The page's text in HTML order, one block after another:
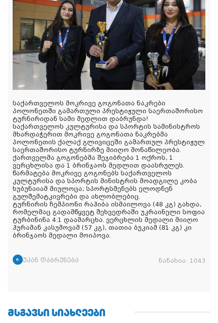
საქართველოს მოკრივე გოგონათა ნაკრები
პოლონეთში გამართული პრესტიჟული საერთაშორისო
ტურნირიდან სამი მედლით დაბრუნდა!
საქართველოს კულტურისა და სპორტის სამინისტროს
მხარდაჭერით მოკრივე გოგონათა ნაკრებმა
პოლონეთის ქალაქ გლივიცეში გამართულ პრესტიჟულ
საერთაშორისო ტურნირზე მიიღო მონაწილეობა.
ქართველმა გოგონებმა შეჯიბრება 1 ოქროს, 1
ვერცხლისა და 1 ბრინჯაოს მედლით დაასრულეს.
წარმატება მოკრივე გოგონებს საქართველოს
კულტურისა და სპორტის მინისტრის მოადგილე კობა
ხუბუნაიამ მიულოცა; სპორტსმენებს ელოდნენ
გულშემატკივრები და ახლობლებიც.
ტურნირის ჩემპიონი რაჰიბა ისმაილოვა (48 კგ) გახდა,
რომელმაც გადამწყვეტ შეხვედრაში უკრაინელი სოფია
ტურბინინა 4:1 დაამარცხა. ვერცხლის მედალი მიიღო
ჰურამან კასუმოვამ (57 კგ), თათია ბუკიამ (81 კგ) კი
ბრინჯაოს მედალი მოიპოვა.
უკან დაბრუნება ნანახია: 1043
ᲛᲡᲒᲐᲕᲡᲘ ᲡᲘᲐᲮᲚᲔᲔᲑᲘ